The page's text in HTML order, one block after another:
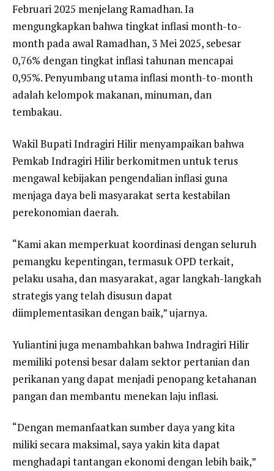
Februari 2025 menjelang Ramadhan. Ia
mengungkapkan bahwa tingkat inflasi month-to-
month pada awal Ramadhan, 3 Mei 2025, sebesar
0,76% dengan tingkat inflasi tahunan mencapai
0,95%. Penyumbang utama inflasi month-to-month
adalah kelompok makanan, minuman, dan
tembakau.
Wakil Bupati Indragiri Hilir menyampaikan bahwa
Pemkab Indragiri Hilir berkomitmen untuk terus
mengawal kebijakan pengendalian inflasi guna
menjaga daya beli masyarakat serta kestabilan
perekonomian daerah.
“Kami akan memperkuat koordinasi dengan seluruh
pemangku kepentingan, termasuk OPD terkait,
pelaku usaha, dan masyarakat, agar langkah-langkah
strategis yang telah disusun dapat
diimplementasikan dengan baik,” ujarnya.
Yuliantini juga menambahkan bahwa Indragiri Hilir
memiliki potensi besar dalam sektor pertanian dan
perikanan yang dapat menjadi penopang ketahanan
pangan dan membantu menekan laju inflasi.
“Dengan memanfaatkan sumber daya yang kita
miliki secara maksimal, saya yakin kita dapat
menghadapi tantangan ekonomi dengan lebih baik,”